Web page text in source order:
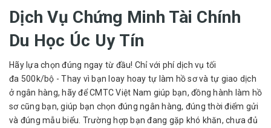
Dịch Vụ Chứng Minh Tài Chính
Du Học Úc Uy Tín
Hãy lựa chọn đúng ngay từ đầu! Chỉ với phí dịch vụ tối
đa 500k/bộ - Thay vì bạn loay hoay tự làm hồ sơ và tự giao dịch
ở ngân hàng, hãy để CMTC Việt Nam giúp bạn, đồng hành làm hồ
sơ cũng bạn, giúp bạn chọn đúng ngân hàng, đúng thời điểm gửi
và đúng mẫu biểu. Trường hợp bạn đang gặp khó khăn, chưa đủ